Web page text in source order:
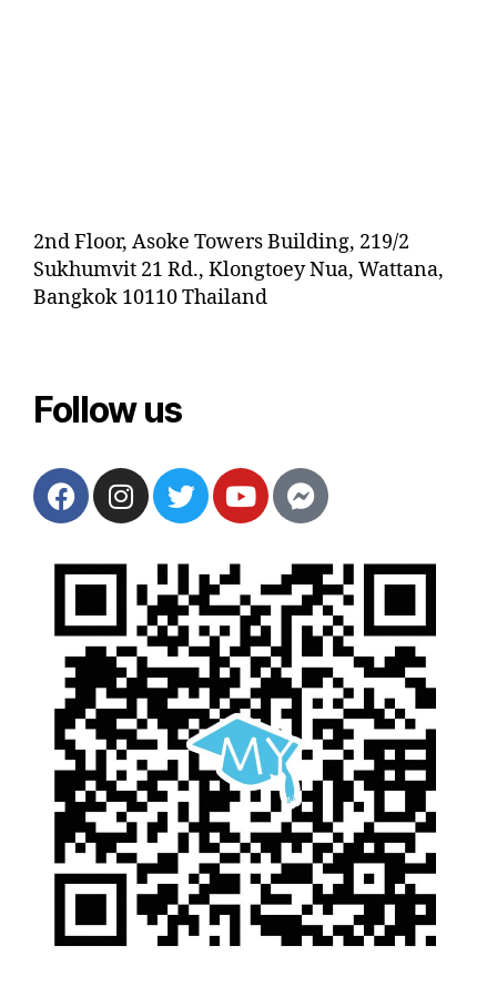
2nd Floor, Asoke Towers Building, 219/2
Sukhumvit 21 Rd., Klongtoey Nua, Wattana,
Bangkok 10110 Thailand
Follow us